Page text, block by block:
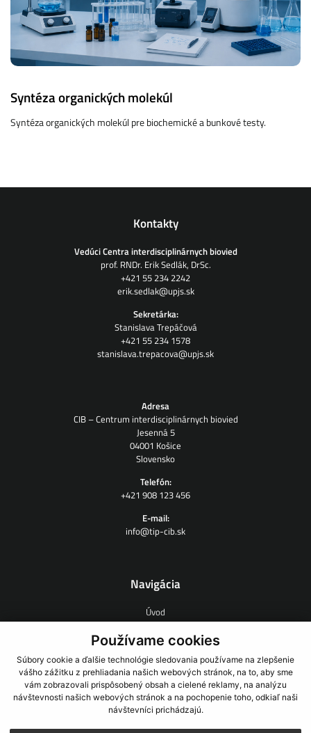
Používame cookies
Súbory cookie a ďalšie technológie sledovania používame na zlepšenie
vášho zážitku z prehliadania našich webových stránok, na to, aby sme
vám zobrazovali prispôsobený obsah a cielené reklamy, na analýzu
návštevnosti našich webových stránok a na pochopenie toho, odkiaľ naši
návštevníci prichádzajú.
Syntéza organických molekúl
Syntéza organických molekúl pre biochemické a bunkové testy.
Kontakty
Vedúci Centra interdisciplinárnych biovied
prof. RNDr. Erik Sedlák, DrSc.
+421 55 234 2242
erik.sedlak@upjs.sk
Sekretárka:
Stanislava Trepáčová
+421 55 234 1578
stanislava.trepacova@upjs.sk
Adresa
CIB – Centrum interdisciplinárnych biovied
Jesenná 5
04001 Košice
Slovensko
Telefón:
+421 908 123 456
E-mail:
info@tip-cib.sk
Navigácia
Úvod
O nás
Zmluvný výskum
Novinky
Odkazy
Kontakt